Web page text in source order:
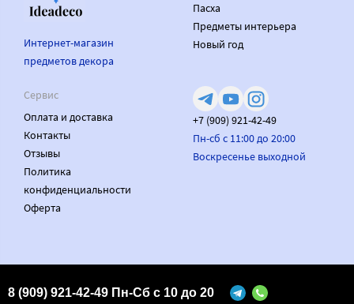
8 (909) 921-42-49 Пн-Сб с 10 до 20
Интернет-магазин
предметов декора
Пасха
Предметы интерьера
Новый год
Сервис
Оплата и доставка
Контакты
Отзывы
Политика
конфиденциальности
Оферта
+7 (909) 921-42-49
Пн-сб с 11:00 до 20:00
Воскресенье выходной
Made on Bazium